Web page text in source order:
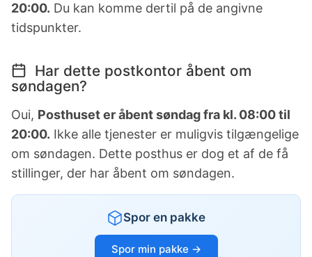
20:00. Du kan komme dertil på de angivne
tidspunkter.
Har dette postkontor åbent om
søndagen?
Oui, Posthuset er åbent søndag fra kl. 08:00 til
20:00. Ikke alle tjenester er muligvis tilgængelige
om søndagen. Dette posthus er dog et af de få
stillinger, der har åbent om søndagen.
Spor en pakke
Spor min pakke →